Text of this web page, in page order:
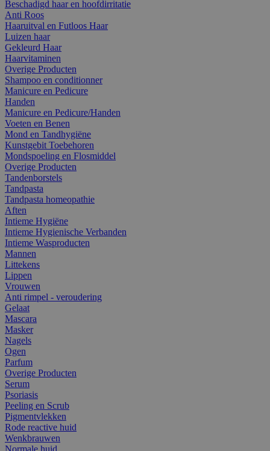
Beschadigd haar en hoofdirritatie
Anti Roos
Haaruitval en Futloos Haar
Luizen haar
Gekleurd Haar
Haarvitaminen
Overige Producten
Shampoo en conditionner
Manicure en Pedicure
Handen
Manicure en Pedicure/Handen
Voeten en Benen
Mond en Tandhygiëne
Kunstgebit Toebehoren
Mondspoeling en Flosmiddel
Overige Producten
Tandenborstels
Tandpasta
Tandpasta homeopathie
Aften
Intieme Hygiëne
Intieme Hygienische Verbanden
Intieme Wasproducten
Mannen
Littekens
Lippen
Vrouwen
Anti rimpel - veroudering
Gelaat
Mascara
Masker
Nagels
Ogen
Parfum
Overige Producten
Serum
Psoriasis
Peeling en Scrub
Pigmentvlekken
Rode reactive huid
Wenkbrauwen
Normale huid